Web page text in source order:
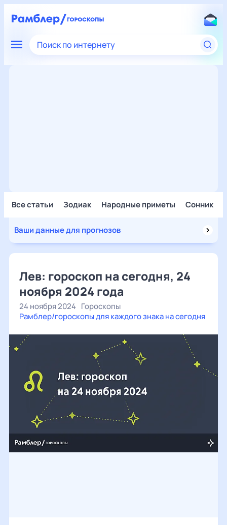
Поиск по интернету
Все статьи Зодиак Народные приметы Сонник
Ваши данные для прогнозов
Лев: гороскоп на сегодня, 24
ноября 2024 года
24 ноября 2024 Гороскопы
Рамблер/гороскопы для каждого знака на сегодня